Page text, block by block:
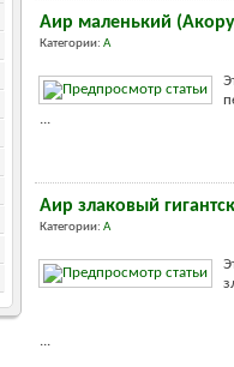
Аир маленький
Категории: А
...
Аир злаковый
Категории: А
...